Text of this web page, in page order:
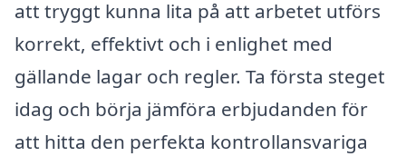
att tryggt kunna lita på att arbetet utförs
korrekt, effektivt och i enlighet med
gällande lagar och regler. Ta första steget
idag och börja jämföra erbjudanden för
att hitta den perfekta kontrollansvariga